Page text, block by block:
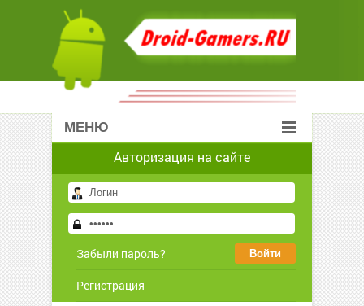
МЕНЮ
Авторизация на сайте
Забыли пароль?
Регистрация